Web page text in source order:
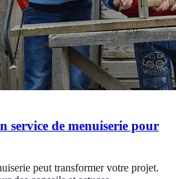
service de menuiserie pour
peut transformer votre projet.